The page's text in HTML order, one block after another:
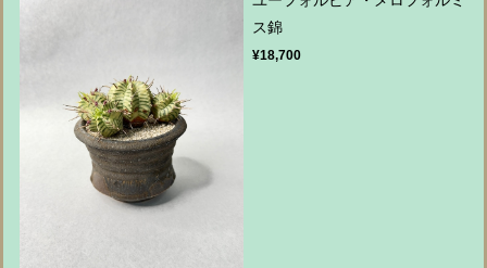
ス錦
¥18,700